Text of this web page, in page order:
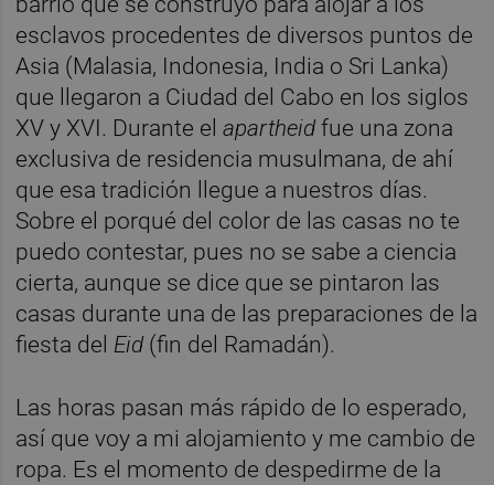
esclavos procedentes de diversos puntos de
Asia (Malasia, Indonesia, India o Sri Lanka)
que llegaron a Ciudad del Cabo en los siglos
XV y XVI. Durante elapartheidfue una zona
exclusiva de residencia musulmana, de ahí
que esa tradición llegue a nuestros días.
Sobre el porqué del color de las casas no te
puedo contestar, pues no se sabe a ciencia
cierta, aunque se dice que se pintaron las
casas durante una de las preparaciones de la
fiesta del Eid(fin del Ramadán).
Las horas pasan más rápido de lo esperado,
así que voy a mi alojamiento y me cambio de
ropa. Es el momento de despedirme de la